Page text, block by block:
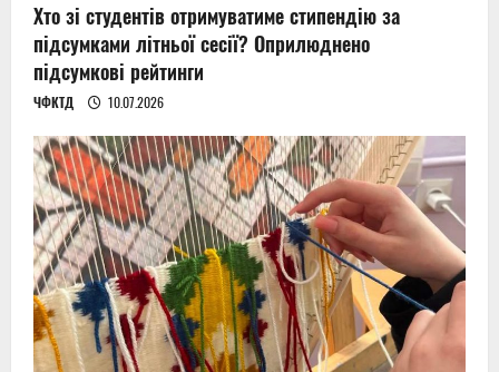
Хто зі студентів отримуватиме стипендію за
підсумками літньої сесії? Оприлюднено
підсумкові рейтинги
ЧФКТД 10.07.2026